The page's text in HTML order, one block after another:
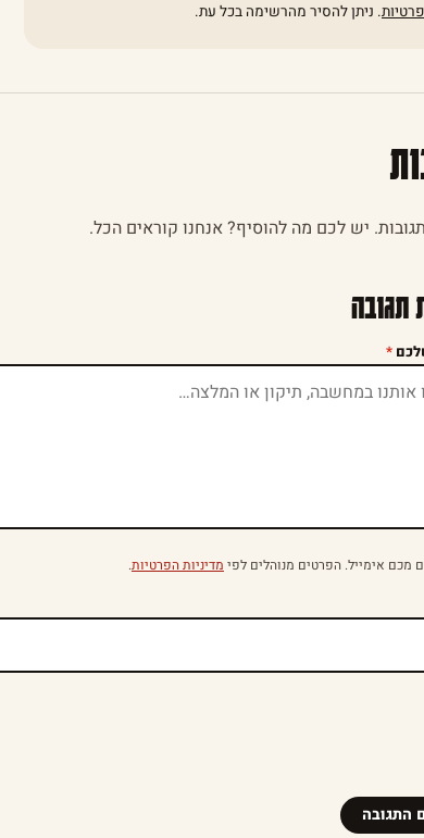
. ניתן להסיר מהרשימה בכל עת.
יש לכם מה להוסיף? אנחנו קוראים הכל.
תגובה
*
מכם אימייל. הפרטים מנוהלים לפי מדיניות הפרטיות.